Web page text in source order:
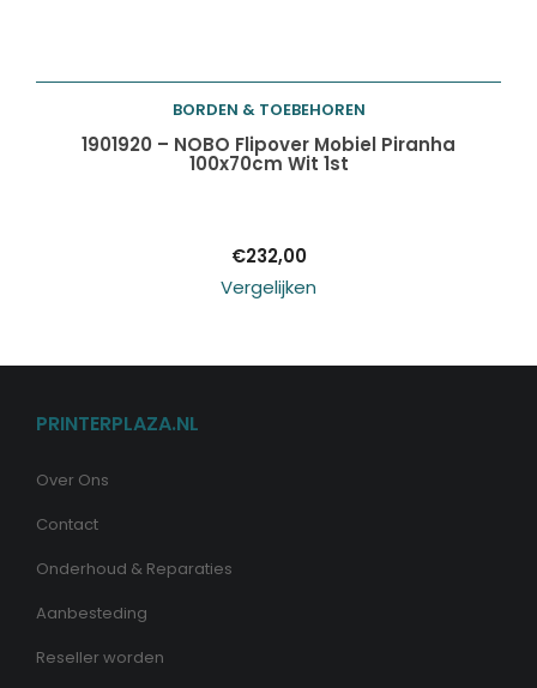
Toevoegen aan
BORDEN & TOEBEHOREN
1901920 – NOBO Flipover Mobiel Piranha
100x70cm Wit 1st
€232,00
Vergelijken
PRINTERPLAZA.NL
Over Ons
Contact
Onderhoud & Reparaties
Aanbesteding
Reseller worden